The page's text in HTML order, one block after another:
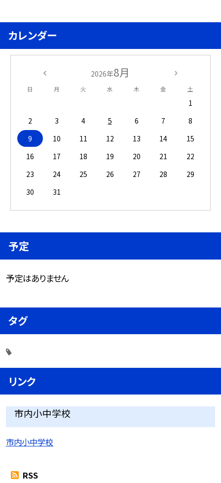
カレンダー
2026年8月
日 月 火 水 木 金 土
1
2
3 4 5 6 7
8
9
10 11 12 13 14
15
16
17 18 19 20 21
22
23
24 25 26 27 28
29
30
31
予定
予定はありません
タグ
リンク
市内小中学校
市内小中学校
RSS